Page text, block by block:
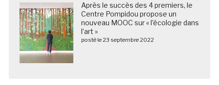
Après le succès des 4 premiers, le
Centre Pompidou propose un
nouveau MOOC sur « l’écologie dans
l’art »
posté le 23 septembre 2022